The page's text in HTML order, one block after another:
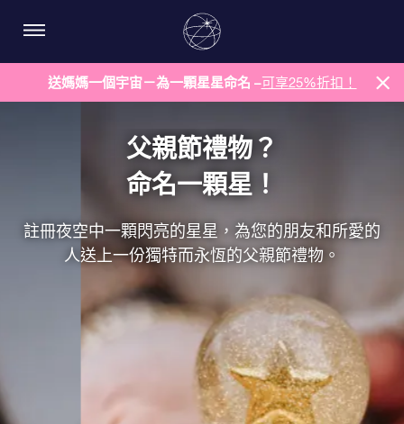
送媽媽一個宇宙－為一顆星星命名 –可享25%折扣！
父親節禮物？
命名一顆星！
註冊夜空中一顆閃亮的星星，為您的朋友和所愛的
人送上一份獨特而永恆的父親節禮物。